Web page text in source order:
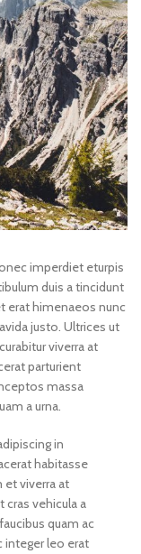
imperdiet eturpis
duis a tincidunt
erat himenaeos nunc
justo. Ultrices ut
viverra at
parturient
massa
a urna.
in
habitasse
viverra at
vehicula a
quam ac
integer leo erat